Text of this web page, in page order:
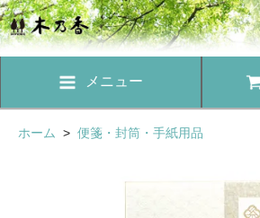
メニュー
ホーム > 便箋・封筒・手紙用品